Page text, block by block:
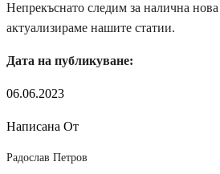
Непрекъснато следим за налична
актуализираме нашите статии.
Дата на публикуване:
06.06.2023
Написана От
Радослав Петров